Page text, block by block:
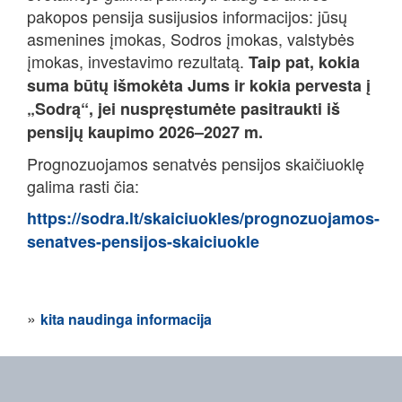
pakopos pensija susijusios informacijos: jūsų
asmenines įmokas, Sodros įmokas, valstybės
įmokas, investavimo rezultatą. Taip pat, kokia
suma būtų išmokėta Jums ir kokia pervesta į
„Sodrą“, jei nuspręstumėte pasitraukti iš
pensijų kaupimo 2026–2027 m.
Prognozuojamos senatvės pensijos skaičiuoklę
galima rasti čia:
https://sodra.lt/skaiciuokles/prognozuojamos-
senatves-pensijos-skaiciuokle
» kita naudinga informacija